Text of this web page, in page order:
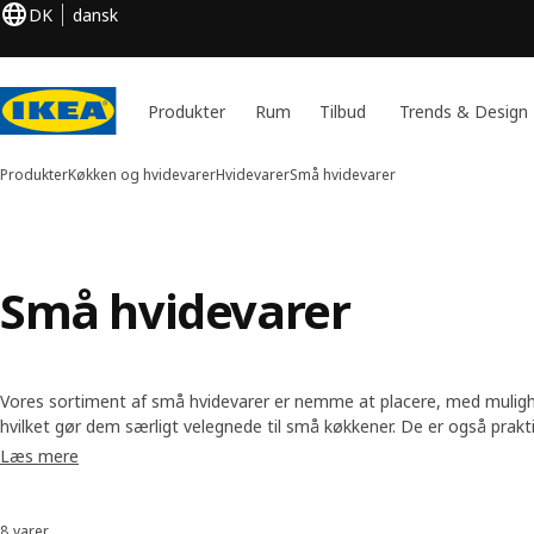
DK dansk
Produkter Rum Tilbud Trends & Design
ProdukterKøkken og hvidevarerHvidevarerSmå hvidevarer
Små hvidevarer
Vores sortiment af små hvidevarer er nemme at placere, med
hvilket gør dem særligt velegnede til små køkkener. De er også
og har brug for ekstra kogeplader eller et lille køleskab.
Læs mere